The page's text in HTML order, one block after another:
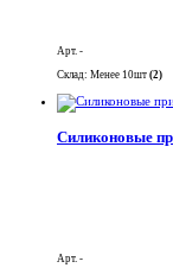
Арт. -
Склад: Менее 10шт (2)
Силиконовые
Арт. -